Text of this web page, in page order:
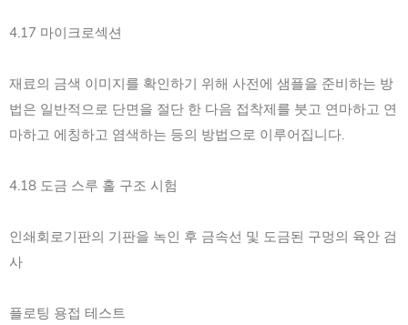
4.17 마이크로섹션
재료의 금색 이미지를 확인하기 위해 사전에 샘플을 준비하는 방
법은 일반적으로 단면을 절단 한 다음 접착제를 붓고 연마하고 연
마하고 에칭하고 염색하는 등의 방법으로 이루어집니다.
4.18 도금 스루 홀 구조 시험
인쇄회로기판의 기판을 녹인 후 금속선 및 도금된 구멍의 육안 검
사
플로팅 용접 테스트